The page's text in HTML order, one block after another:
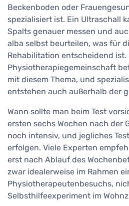
Beckenboden oder
spezialisiert ist. Ein Ultraschall
Spalts genauer messen und
alba selbst beurteilen, was für
Rehabilitation entscheidend
Physiotherapiegemeinschaft
mit diesem Thema, und
entstehen auch außerhalb der
Wann sollte man beim Test
ersten sechs Wochen nach der
noch intensiv, und jegliches
erfolgen. Viele Experten
erst nach Ablauf des
zwar idealerweise im Rahmen
Physiotherapeutenbesuchs,
Selbsthilfeexperiment im